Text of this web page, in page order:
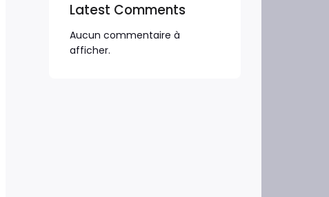
Latest Comments
Aucun commentaire à
afficher.